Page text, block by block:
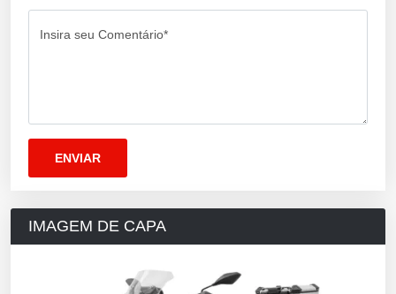
Insira seu Comentário*
IMAGEM DE CAPA